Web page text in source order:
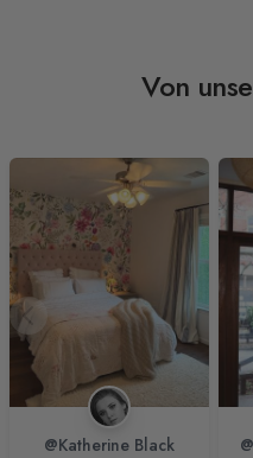
Von
@Katherine Black